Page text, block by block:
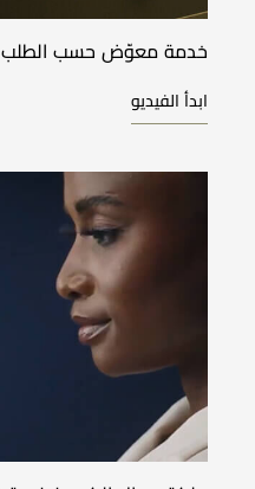
خدمة معوّض حسب الطلب
ابدأ الفيديو